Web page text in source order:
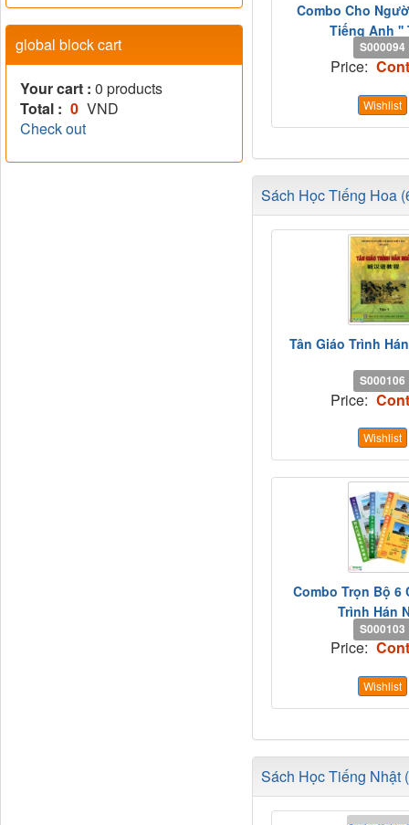
Combo Cho
Tiếng Anh ''
S000094
Price:
Wishlist
Sách Học Tiếng Hoa
Tân Giáo Trình
S000106
Price:
Wishlist
Combo Trọn Bộ 6
Trình Hán
S000103
Price:
Wishlist
Sách Học Tiếng Nhật
global block cart
Your cart : 0 products
Total : 0 VND
Check out